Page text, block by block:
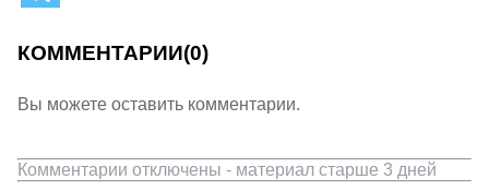
КОММЕНТАРИИ(0)
Вы можете оставить комментарии.
Комментарии отключены - материал старше 3 дней